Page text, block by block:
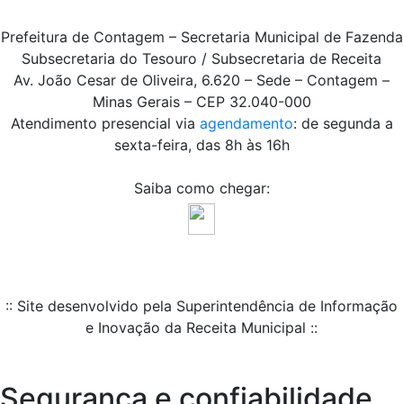
Prefeitura de Contagem – Secretaria Municipal de Fazenda
Subsecretaria do Tesouro / Subsecretaria de Receita
Av. João Cesar de Oliveira, 6.620 – Sede – Contagem –
Minas Gerais – CEP 32.040-000
Atendimento presencial via agendamento: de segunda a
sexta-feira, das 8h às 16h
Saiba como chegar:
:: Site desenvolvido pela Superintendência de Informação
e Inovação da Receita Municipal ::